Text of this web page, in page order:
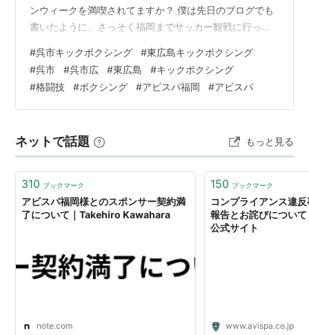
ンウィークを満喫されてますか？ 僕は先日のブログでも
書いたように、さっそく福岡までサッカー観戦に行って
にも影響はなく、また僕の運転にも支障はなく。 なんの
問題もなく、福岡を楽しんできました。 ちなみに、試合
は僕の応援しているアビスパが1−3で負けてしまいました
が、僕の母校である福岡大学から加入したばかりの鶴野
カー部は名門で、日本代表も含め…
#呉市キックボクシング #東広島キックボクシング
#呉市 #呉市広 #東広島 #キックボクシング
#格闘技 #ボクシング #アビスパ福岡 #アビスパ
ネットで話題 もっと見る
310 ブックマーク
アビスパ福岡様とのスポンサー契約満
了について｜Takehiro Kawahara
note.com
150 ブックマーク
コンプライアンス違
報告とお詫びについ
公式サイト
www.avispa.co.jp